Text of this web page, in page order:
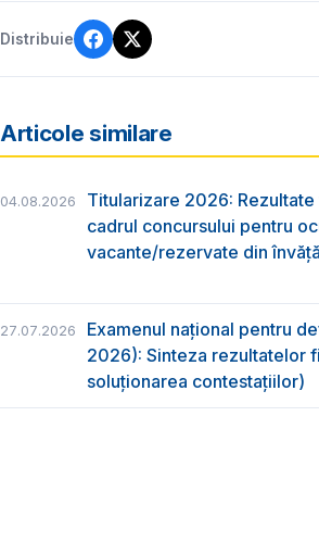
Distribuie
Articole similare
04.08.2026
Titularizare 2026:
cadrul concursului pentru
vacante/rezervate din
27.07.2026
Examenul național pentru
2026): Sinteza rezultatelor
soluționarea contestațiilor)